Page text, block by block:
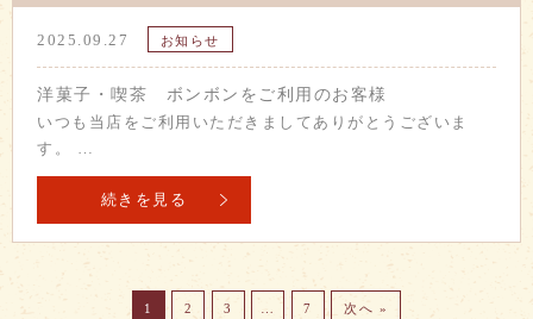
2025.09.27 お知らせ
洋菓子・喫茶 ボンボンをご利用のお客様
いつも当店をご利用いただきましてありがとうございま
す。 …
続きを見る
1 2 3 … 7 次へ »